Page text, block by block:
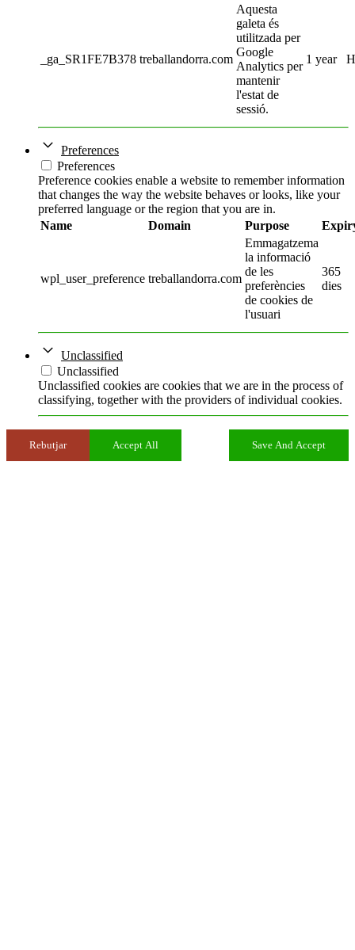
_ga_SR1FE7B378 treballandorra.com
Aquesta
galeta és
utilitzada per
Google
Analytics per
mantenir
l'estat de
sessió.
1 year
Preferences
Preferences
Preference cookies enable a website to remember information
that changes the way the website behaves or looks, like your
preferred language or the region that you are in.
Name
Domain Purpose
wpl_user_preference treballandorra.com
Emmagatzema
la informació
de les
preferències
de cookies de
l'usuari
365
dies
Unclassified
Unclassified
Unclassified cookies are cookies that we are in the process of
classifying, together with the providers of individual cookies.
Rebutjar Accept All Save And Accept